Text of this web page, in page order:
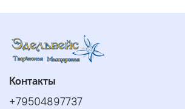
Контакты
+79504897737